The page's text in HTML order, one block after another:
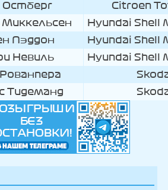
Остберг
Citroen
Миккельсен
Hyundai Shell
Пэддон
Hyundai Shell
Невиль
Hyundai Shell
Тидеманд